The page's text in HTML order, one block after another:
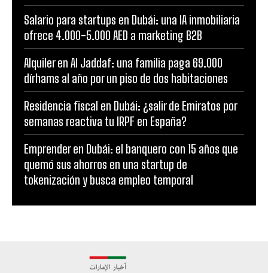
Salario para startups en Dubái: una IA inmobiliaria
ofrece 4.000-5.000 AED a marketing B2B
Alquiler en Al Jaddaf: una familia paga 69.000
dírhams al año por un piso de dos habitaciones
Residencia fiscal en Dubái: ¿salir de Emiratos por
semanas reactiva tu IRPF en España?
Emprender en Dubái: el banquero con 15 años que
quemó sus ahorros en una startup de
tokenización y busca empleo temporal